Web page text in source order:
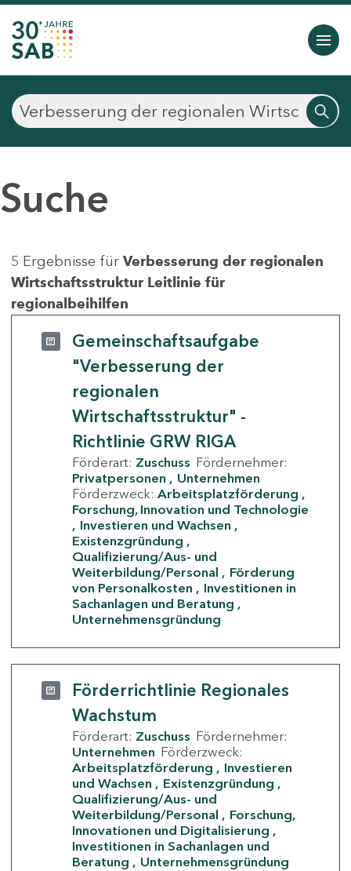
Suche
5 Ergebnisse für Verbesserung der regionalen
Wirtschaftsstruktur Leitlinie für
regionalbeihilfen
Gemeinschaftsaufgabe
"Verbesserung der
regionalen
Wirtschaftsstruktur" -
Richtlinie GRW RIGA
Förderart: Zuschuss Fördernehmer:
Privatpersonen
Unternehmen
Förderzweck: Arbeitsplatzförderung
Forschung, Innovation und Technologie
Investieren und Wachsen
Existenzgründung
Qualifizierung/Aus- und
Weiterbildung/Personal
Förderung
von Personalkosten
Investitionen in
Sachanlagen und Beratung
Unternehmensgründung
Förderrichtlinie Regionales
Wachstum
Förderart: Zuschuss Fördernehmer:
Unternehmen Förderzweck:
Arbeitsplatzförderung
Investieren
und Wachsen
Existenzgründung
Qualifizierung/Aus- und
Weiterbildung/Personal
Forschung,
Innovationen und Digitalisierung
Investitionen in Sachanlagen und
Beratung
Unternehmensgründung